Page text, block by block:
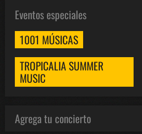
Eventos especiales
1001 MÚSICAS
TROPICALIA SUMMER
MUSIC
Agrega tu concierto